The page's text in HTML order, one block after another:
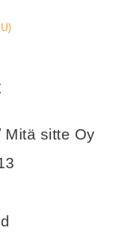
Mitä sitte Oy